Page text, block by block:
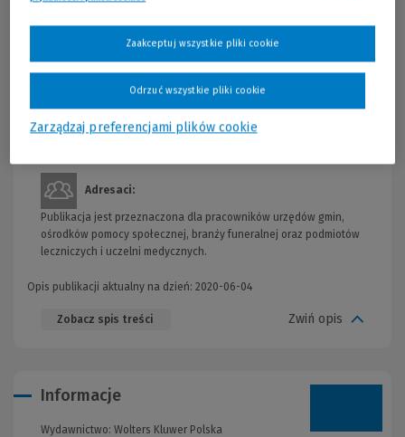
państwo – społeczeństwo; w tej płaszczyźnie mowa jest o śmierci
odniesieniu do epidemii COVID-19), donacji zwłok oraz
na obowiązkach państwa związanych z rejestracją zgonu,
ochroną zwłok ludzkich i ich pochówkiem oraz troską o miejsca
Adresaci:
Publikacja jest przeznaczona dla pracowników urzędów gmin,
ośrodków pomocy społecznej, branży funeralnej oraz podmiotów
leczniczych i uczelni medycznych.
Opis publikacji aktualny na dzień: 2020-06-04
Zobacz spis treści Zwiń opis
Informacje
Wydawnictwo: Wolters Kluwer Polska
Zarządzaj preferencjami plików cookie
Odrzuć wszystkie pliki cookie
Zaakceptuj wszystkie pliki cookie